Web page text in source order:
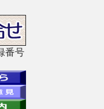
番号